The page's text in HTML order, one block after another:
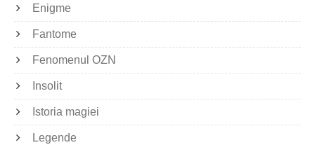
Enigme
Fantome
Fenomenul OZN
Insolit
Istoria magiei
Legende